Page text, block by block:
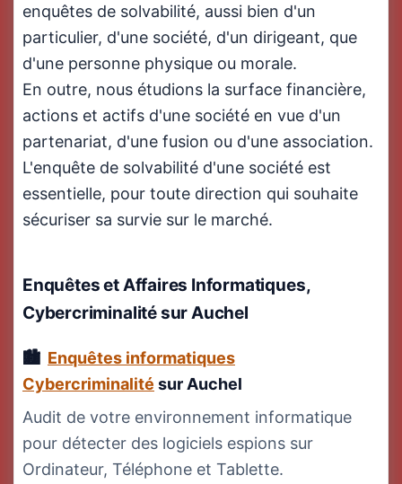
enquêtes de solvabilité, aussi bien d'un
particulier, d'une société, d'un dirigeant, que
d'une personne physique ou morale.
En outre, nous étudions la surface financière,
actions et actifs d'une société en vue d'un
partenariat, d'une fusion ou d'une association.
L'enquête de solvabilité d'une société est
essentielle, pour toute direction qui souhaite
sécuriser sa survie sur le marché.
Enquêtes et Affaires Informatiques,
Cybercriminalitésur Auchel
Enquêtes informatiques
Cybercriminalité sur Auchel
Audit de votre environnement informatique
pour détecter des logiciels espions sur
Ordinateur, Téléphone et Tablette.